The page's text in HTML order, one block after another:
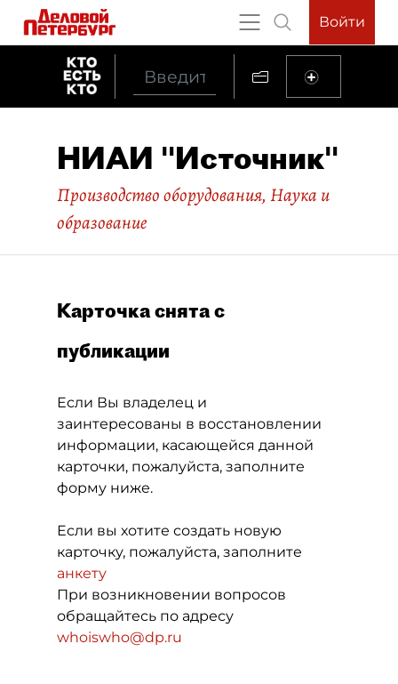
Войти
НИАИ "Источник"
Производство оборудования, Наука и
образование
Карточка снята с
публикации
Если Вы владелец и
заинтересованы в восстановлении
информации, касающейся данной
карточки, пожалуйста, заполните
форму ниже.
Если вы хотите создать новую
карточку, пожалуйста, заполните
анкету
При возникновении вопросов
обращайтесь по адресу
whoiswho@dp.ru